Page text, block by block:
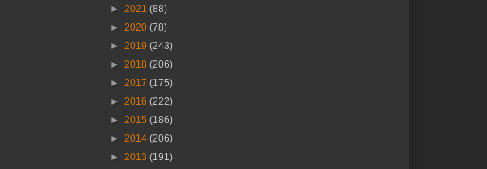
► 2021 (88)
► 2020 (78)
► 2019 (243)
► 2018 (206)
► 2017 (175)
► 2016 (222)
► 2015 (186)
► 2014 (206)
► 2013 (191)